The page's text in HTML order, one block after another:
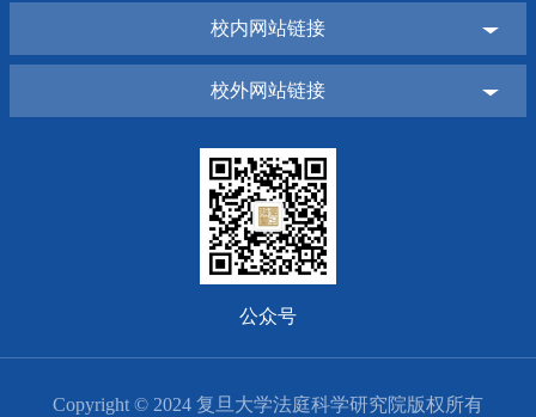
校内网站链接
校外网站链接
公众号
Copyright © 2024 复旦大学法庭科学研究院版权所有